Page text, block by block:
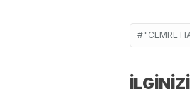
"CEMRE
İLGİNİZİ